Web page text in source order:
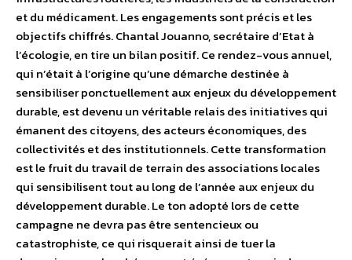
et du médicament. Les engagements sont précis et les
objectifs chiffrés. Chantal Jouanno, secrétaire d’Etat à
l’écologie, en tire un bilan positif. Ce rendez-vous annuel,
qui n’était à l’origine qu’une démarche destinée à
sensibiliser ponctuellement aux enjeux du développement
durable, est devenu un véritable relais des initiatives qui
émanent des citoyens, des acteurs économiques, des
collectivités et des institutionnels. Cette transformation
est le fruit du travail de terrain des associations locales
qui sensibilisent tout au long de l’année aux enjeux du
développement durable. Le ton adopté lors de cette
campagne ne devra pas être sentencieux ou
catastrophiste, ce qui risquerait ainsi de tuer la